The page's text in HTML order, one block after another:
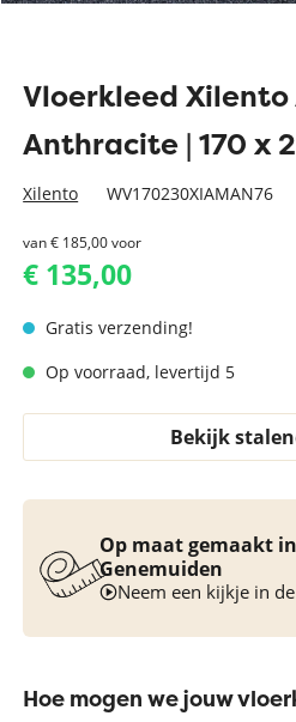
Vloerkleed Xilento
Anthracite | 170 x
Xilento WV170230XIAMAN76
van€ 185,00voor
€ 135,00
Gratis verzending!
Op voorraad, levertijd 5
Bekijk
Op maat gemaakt
Genemuiden
Neem een kijkje in
Hoe mogen we jouw